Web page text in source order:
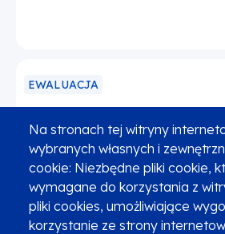
Na stronach tej witryny
wybranych własnych i
cookie: Niezbędne pliki cookie,
wymagane do korzystania z
pliki cookies, umożliwiające
korzystanie ze strony
EWALUACJA
Ewaluacja systemu wyboru
projektów oraz kryteriów
projektów w ramach
Europejskie dla Małopolski